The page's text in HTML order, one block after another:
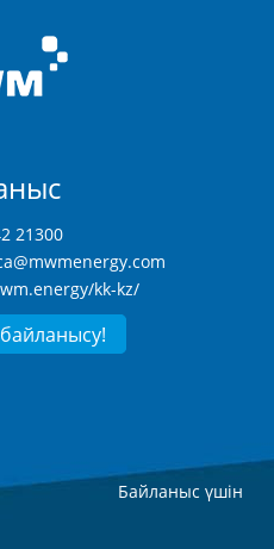
21300
kk-kz/
Байланыс үшін